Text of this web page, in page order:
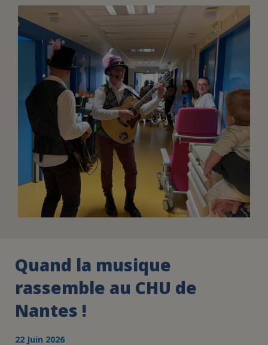
ASSURANCE VIE/LEGS
ESPACE PRESSE
JE DEVIENS
BÉNÉVOLE
DEVENIR
UN PETIT PRINCE
Quand la musique
rassemble au CHU de
Nantes !
22 Juin 2026